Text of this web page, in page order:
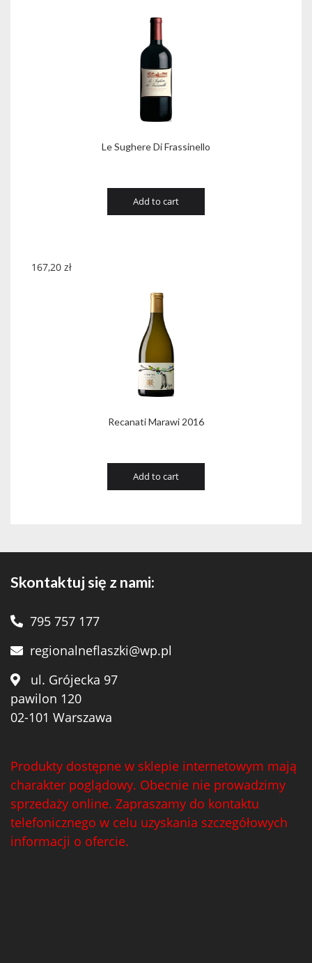
Le Sughere Di Frassinello
Add to cart
Recanati Marawi 2016
167,20 zł
Add to cart
Skontaktuj się z nami:
795 757 177
regionalneflaszki@wp.pl
ul. Grójecka 97
pawilon 120
02-101 Warszawa
Produkty dostępne w sklepie internetowym mają
charakter poglądowy. Obecnie nie prowadzimy
sprzedaży online. Zapraszamy do kontaktu
telefonicznego w celu uzyskania szczegółowych
informacji o ofercie.